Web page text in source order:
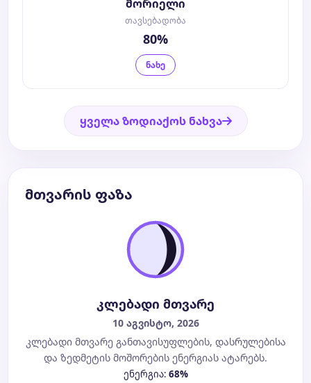
მორიელი
თავსებადობა
80%
ნახე
ყველა ზოდიაქოს ნახვა
მთვარის ფაზა
კლებადი მთვარე
10 აგვისტო, 2026
კლებადი მთვარე განთავისუფლების, დასრულებისა
და ზედმეტის მოშორების ენერგიას ატარებს.
ენერგია: 68%